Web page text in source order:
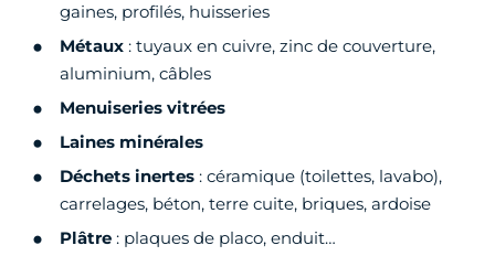
gaines, profilés, huisseries
Métaux : tuyaux en cuivre, zinc de couverture,
aluminium, câbles
Menuiseries vitrées
Laines minérales
Déchets inertes : céramique (toilettes, lavabo),
carrelages, béton, terre cuite, briques, ardoise
Plâtre : plaques de placo, enduit…